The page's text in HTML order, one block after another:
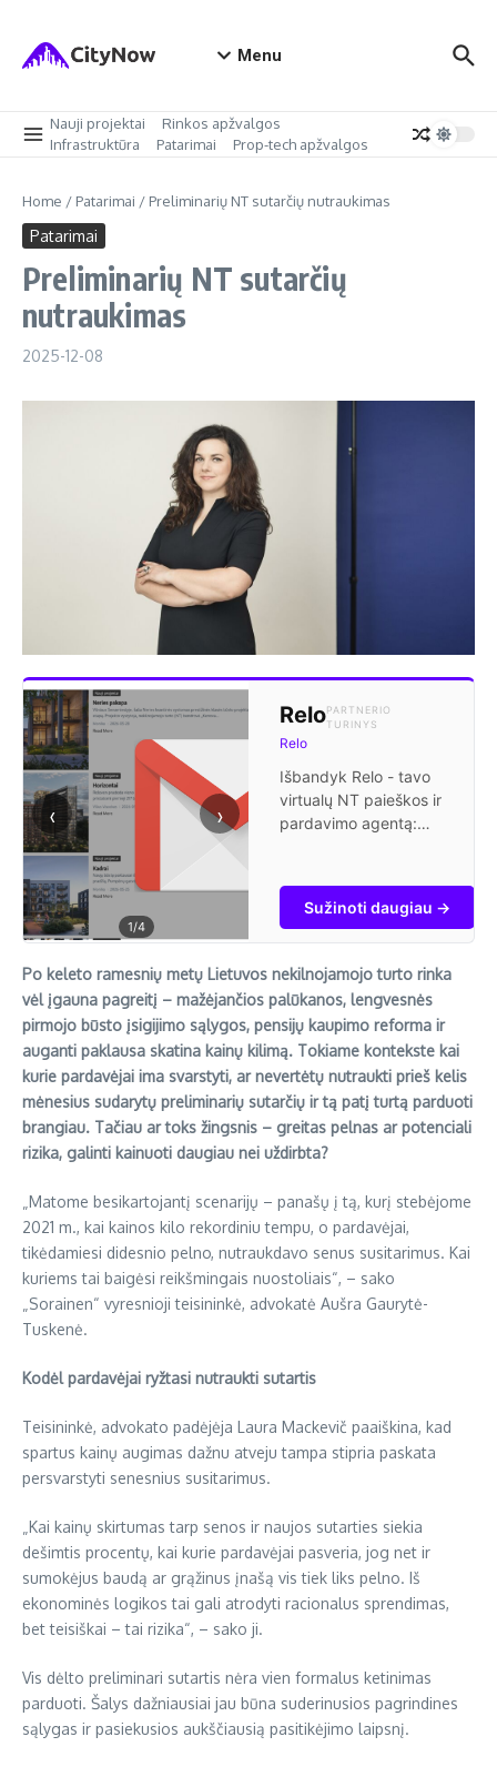
Menu
Nauji projektai
Rinkos apžvalgos
Infrastruktūra
Patarimai Prop-tech apžvalgos
Home / Patarimai / Preliminarių NT sutarčių nutraukimas
Patarimai
Preliminarių NT sutarčių
nutraukimas
2025-12-08
‹ ›
1/4
Relo
Relo
PARTNERIO
TURINYS
Išbandyk Relo - tavo
virtualų NT paieškos ir
pardavimo agentą:
sužinok savo turto
kainą, rask turtą
žemiau rinkos kainos
ir nereklamuojamus
skelbimus.
Sužinoti daugiau →
Po keleto ramesnių metų Lietuvos nekilnojamojo turto rinka
vėl įgauna pagreitį – mažėjančios palūkanos, lengvesnės
pirmojo būsto įsigijimo sąlygos, pensijų kaupimo reforma ir
auganti paklausa skatina kainų kilimą. Tokiame kontekste kai
kurie pardavėjai ima svarstyti, ar nevertėtų nutraukti prieš kelis
mėnesius sudarytų preliminarių sutarčių ir tą patį turtą parduoti
brangiau. Tačiau ar toks žingsnis – greitas pelnas ar potenciali
rizika, galinti kainuoti daugiau nei uždirbta?
„Matome besikartojantį scenarijų – panašų į tą, kurį stebėjome
2021 m., kai kainos kilo rekordiniu tempu, o pardavėjai,
tikėdamiesi didesnio pelno, nutraukdavo senus susitarimus. Kai
kuriems tai baigėsi reikšmingais nuostoliais“, – sako
„Sorainen“ vyresnioji teisininkė, advokatė Aušra Gaurytė-
Tuskenė.
Kodėl pardavėjai ryžtasi nutraukti sutartis
Teisininkė, advokato padėjėja Laura Mackevič paaiškina, kad
spartus kainų augimas dažnu atveju tampa stipria paskata
persvarstyti senesnius susitarimus.
„Kai kainų skirtumas tarp senos ir naujos sutarties siekia
dešimtis procentų, kai kurie pardavėjai pasveria, jog net ir
sumokėjus baudą ar grąžinus įnašą vis tiek liks pelno. Iš
ekonominės logikos tai gali atrodyti racionalus sprendimas,
bet teisiškai – tai rizika“, – sako ji.
Vis dėlto preliminari sutartis nėra vien formalus ketinimas
parduoti. Šalys dažniausiai jau būna suderinusios pagrindines
sąlygas ir pasiekusios aukščiausią pasitikėjimo laipsnį.